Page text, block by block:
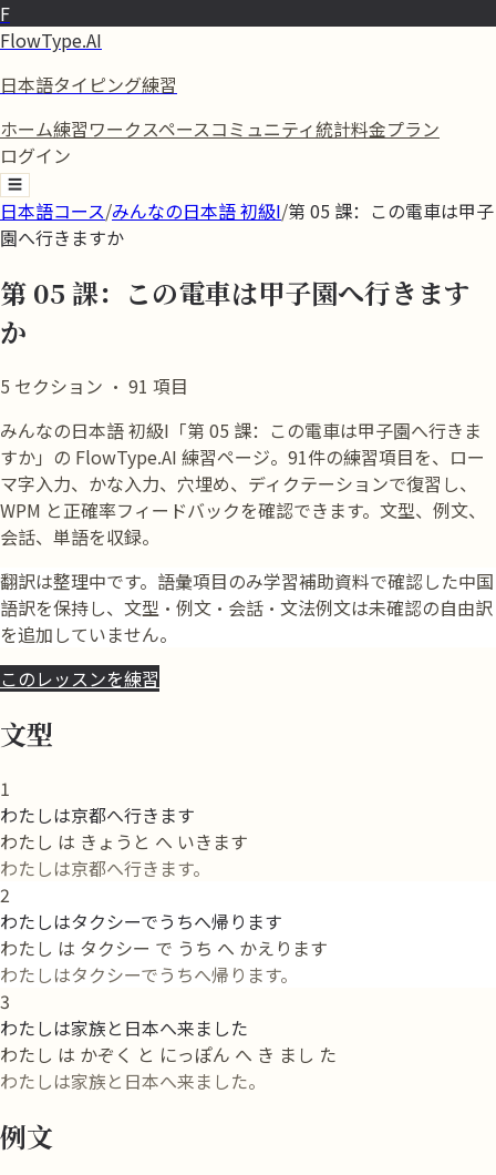
F
FlowType.AI
日本語タイピング練習
ホーム練習ワークスペースコミュニティ統計料金プラン
ログイン
☰
日本語コース/みんなの日本語 初級I/第 05 課：この電車は甲子
園へ行きますか
第 05 課：この電車は甲子園へ行きます
か
5 セクション · 91 項目
みんなの日本語 初級I「第 05 課：この電車は甲子園へ行きま
すか」の FlowType.AI 練習ページ。91件の練習項目を、ロー
マ字入力、かな入力、穴埋め、ディクテーションで復習し、
WPM と正確率フィードバックを確認できます。文型、例文、
会話、単語を収録。
翻訳は整理中です。語彙項目のみ学習補助資料で確認した中国
語訳を保持し、文型・例文・会話・文法例文は未確認の自由訳
を追加していません。
このレッスンを練習
文型
1
わたしは京都へ行きます
わたし は きょうと へ いきます
わたしは京都へ行きます。
2
わたしはタクシーでうちへ帰ります
わたし は タクシー で うち へ かえります
わたしはタクシーでうちへ帰ります。
3
わたしは家族と日本へ来ました
わたし は かぞく と にっぽん へ き まし た
わたしは家族と日本へ来ました。
例文